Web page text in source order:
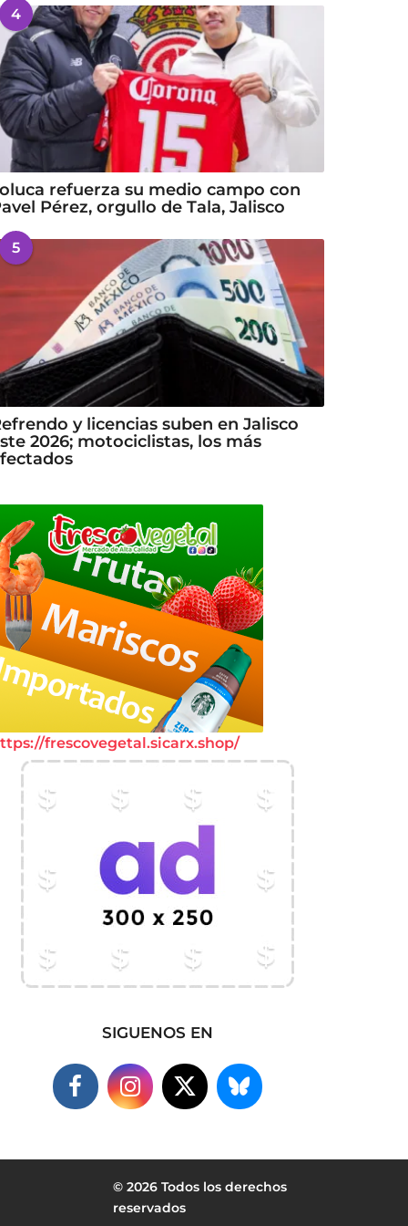
4
refuerza su medio campo con
Pérez, orgullo de Tala, Jalisco
5
y licencias suben en Jalisco
2026; motociclistas, los más
frescovegetal.sicarx.shop/
SIGUENOS EN
© 2026 Todos los derechos
reservados